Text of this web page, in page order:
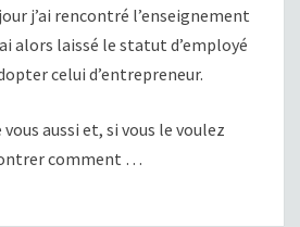
j’ai rencontré l’enseignement
alors laissé le statut d’employé
celui d’entrepreneur.
aussi et, si vous le voulez
comment …